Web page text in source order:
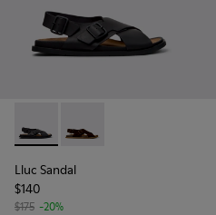
Lluc Sandal - K101093-004 -
Lluc Sandal - K101093-
Lluc Sandal
$140
$175 -20%